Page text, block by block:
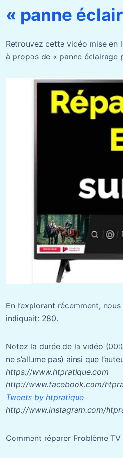
« panne
Retrouvez cette vidéo mise en
à propos de « panne éclairage
En l’explorant récemment,
indiquait: 280.
Notez la durée de la vidéo
ne s’allume pas) ainsi que
https://www.htpratique.com
http://www.facebook.com/
Tweets by htpratique
http://www.instagram.com/
Comment réparer Problème TV